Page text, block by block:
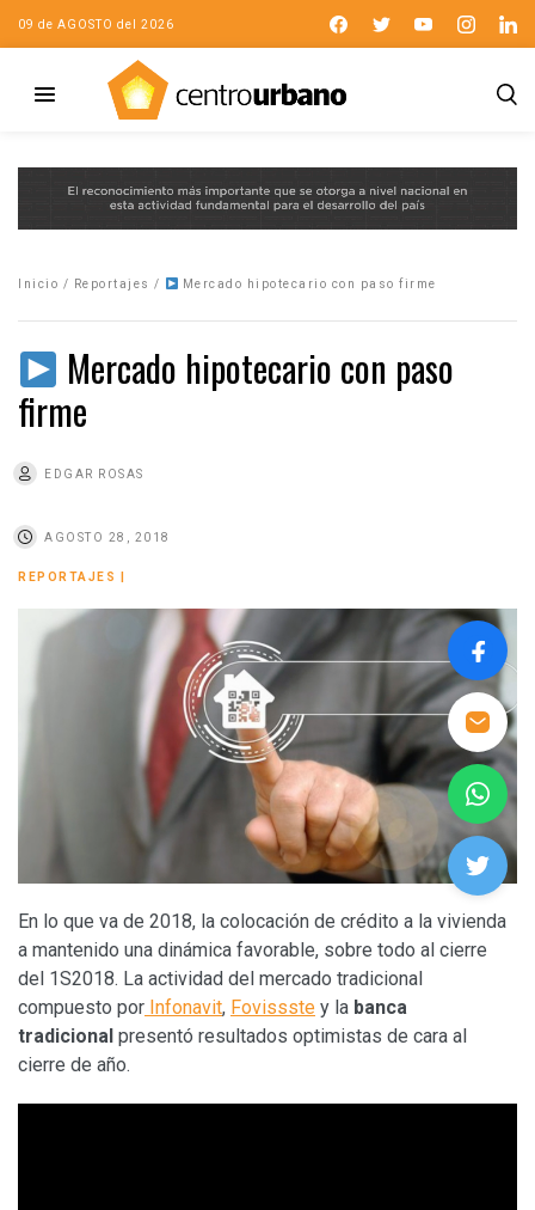
09 de AGOSTO del 2026
Inicio / Reportajes / Mercado hipotecario con paso firme
Mercado hipotecario con paso
firme
EDGAR ROSAS
AGOSTO 28, 2018
REPORTAJES
En lo que va de 2018, la colocación de crédito a la vivienda
a mantenido una dinámica favorable, sobre todo al cierre
del 1S2018. La actividad del mercado tradicional
compuesto por Infonavit, Fovissste y la banca
tradicional presentó resultados optimistas de cara al
cierre de año.